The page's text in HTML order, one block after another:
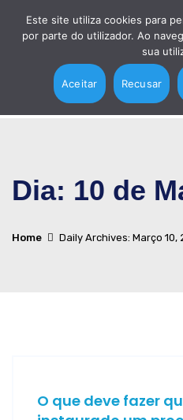
Dia: 10 de
Home Daily Archives: Março 10,
O que deve fazer
Este site utiliza cookies para
por parte do utilizador. Ao
sua
Aceitar Recusar